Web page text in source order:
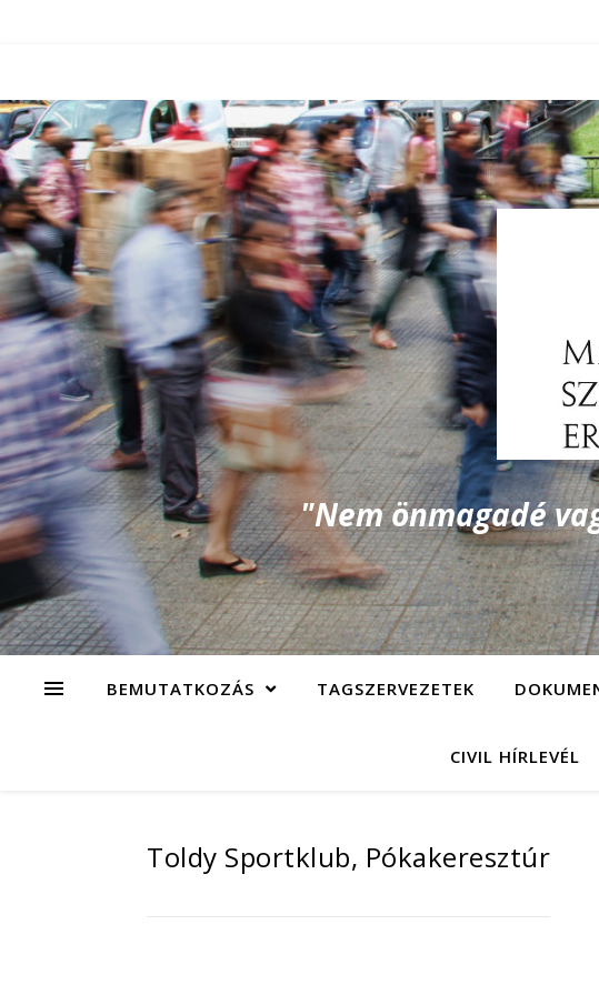
"Nem önmagadé
BEMUTATKOZÁS TAGSZERVEZETEK
CIVIL HÍRLEVÉL
Toldy Sportklub, Pókakeresztúr